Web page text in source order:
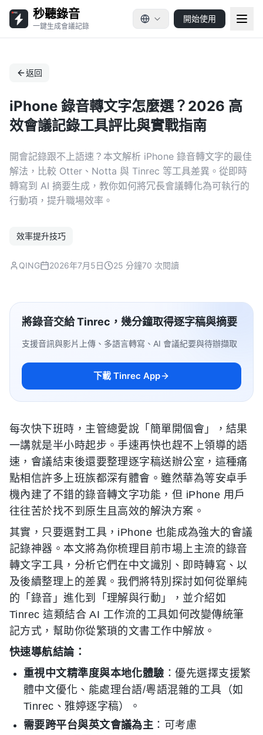
秒聽錄音
一鍵生成會議記錄
開始使用
返回
iPhone 錄音轉文字怎麼選？2026 高
效會議記錄工具評比與實戰指南
開會記錄跟不上語速？本文解析 iPhone 錄音轉文字的最佳
解法，比較 Otter、Notta 與 Tinrec 等工具差異。從即時
轉寫到 AI 摘要生成，教你如何將冗長會議轉化為可執行的
行動項，提升職場效率。
效率提升技巧
QING 2026年7月5日 25 分鐘70 次閱讀
將錄音交給 Tinrec，幾分鐘取得逐字稿與摘要
支援音訊與影片上傳、多語言轉寫、AI 會議紀要與待辦擷取
下載 Tinrec App
每次快下班時，主管總愛說「簡單開個會」，結果
一講就是半小時起步。手速再快也趕不上領導的語
速，會議結束後還要整理逐字稿送辦公室，這種痛
點相信許多上班族都深有體會。雖然華為等安卓手
機內建了不錯的錄音轉文字功能，但 iPhone 用戶
往往苦於找不到原生且高效的解決方案。
其實，只要選對工具，iPhone 也能成為強大的會議
記錄神器。本文將為你梳理目前市場上主流的錄音
轉文字工具，分析它們在中文識別、即時轉寫、以
及後續整理上的差異。我們將特別探討如何從單純
的「錄音」進化到「理解與行動」，並介紹如
Tinrec 這類結合 AI 工作流的工具如何改變傳統筆
記方式，幫助你從繁瑣的文書工作中解放。
快速導航結論：
重視中文精準度與本地化體驗 ：優先選擇支援繁
體中文優化、能處理台語/粵語混雜的工具（如
Tinrec、雅婷逐字稿）。
需要跨平台與英文會議為主 ：可考慮